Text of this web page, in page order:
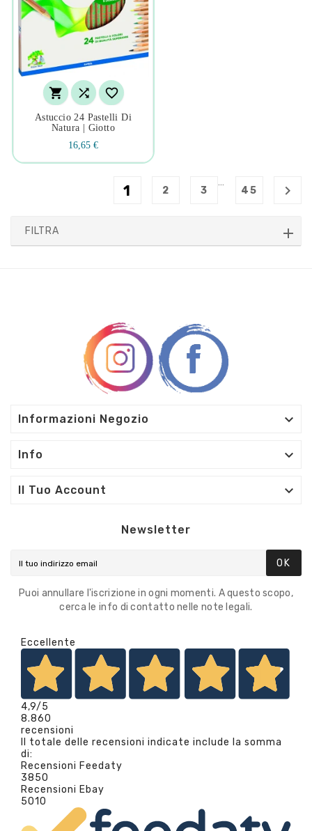
  
Astuccio 24 Pastelli Di
Natura | Giotto
16,65 €
1 2 3
…
45 
FILTRA
Informazioni Negozio 
Info 
Il Tuo Account 
Newsletter
OK
Puoi annullare l'iscrizione in ogni momenti. A questo scopo,
cerca le info di contatto nelle note legali.
Eccellente
4,9/5
8.860
recensioni
Il totale delle recensioni indicate include la somma
di:
Recensioni Feedaty
3850
Recensioni Ebay
5010